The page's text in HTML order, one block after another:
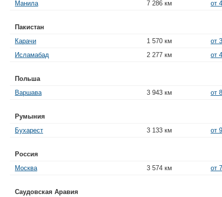
Манила
7 286 км от
Пакистан
Карачи
1 570 км
от
Исламабад
2 277 км от
Польша
Варшава
3 943 км от
Румыния
Бухарест
3 133 км от
Россия
Москва
3 574 км от
Саудовская Аравия